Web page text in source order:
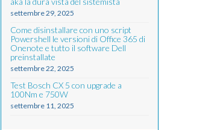
settembre 29, 2025
Come disinstallare con uno script
Powershell le versioni di Office 365 di
Onenote e tutto il software Dell
preinstallate
settembre 22, 2025
Test Bosch CX 5 con upgrade a
100Nm e 750W
settembre 11, 2025